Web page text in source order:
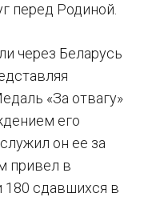
перед Родиной.
через Беларусь
«За отвагу»
его
он ее за
привел в
180 сдавшихся в